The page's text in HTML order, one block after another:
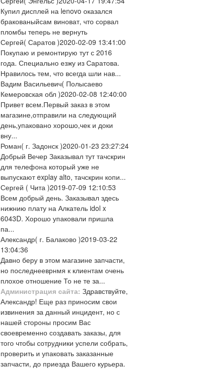
Купил дисплей на lenovo оказался
бракованыйсам виноват, что сорвал
пломбы теперь не вернуть
Сергей( Саратов )2020-02-09 13:41:00
Покупаю и ремонтирую тут с 2016
года. Специально езжу из Саратова.
Нравилось тем, что всегда шли нав...
Вадим Васильевич( Полысаево
Кемеровская обл )2020-02-08 12:40:00
Привет всем.Первый заказ в этом
магазине,отправили на следующий
день,упаковано хорошо,чек и доки
вну...
Роман( г. Задонск )2020-01-23 23:27:24
Добрый Вечер Заказывал тут тачскрин
для телефона который уже не
выпускают explay alto, тачскрин копи...
Сергей ( Чита )2019-07-09 12:10:53
Всем добрый день. Заказывал здесь
нижнию плату на Алкатель idol x
6043D. Хорошо упаковали пришла
па...
Александр( г. Балаково )2019-03-22
13:04:36
Давно беру в этом магазине запчасти,
но последнееврнмя к клиентам очень
плохое отношение То не те за...
Администрация сайта: Здравствуйте,
Александр! Еще раз приносим свои
извинения за данный инцидент, но с
нашей стороны просим Вас
своевременно создавать заказы, для
того чтобы сотрудники успели собрать,
проверить и упаковать заказанные
запчасти, до приезда Вашего курьера.